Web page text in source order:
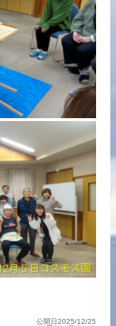
公開日2025/12/25